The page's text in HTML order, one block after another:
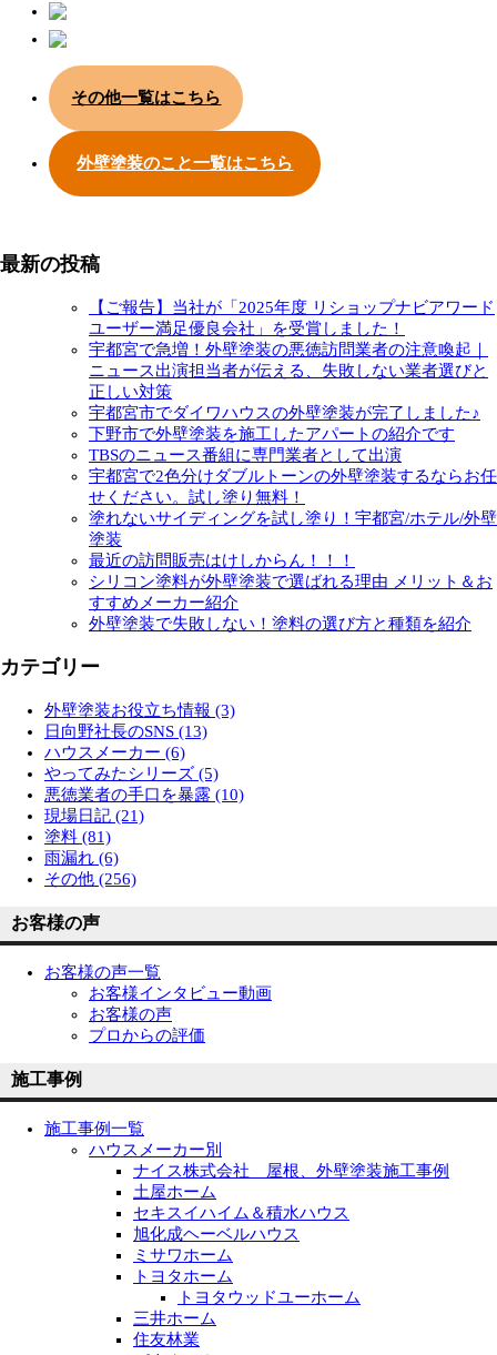
その他一覧はこちら
外壁塗装のこと一覧はこちら
最新の投稿
【ご報告】当社が「2025年度 リショップナビアワード
ユーザー満足優良会社」を受賞しました！
宇都宮で急増！外壁塗装の悪徳訪問業者の注意喚起｜
ニュース出演担当者が伝える、失敗しない業者選びと
正しい対策
宇都宮市でダイワハウスの外壁塗装が完了しました♪
下野市で外壁塗装を施工したアパートの紹介です
TBSのニュース番組に専門業者として出演
宇都宮で2色分けダブルトーンの外壁塗装するならお任
せください。試し塗り無料！
塗れないサイディングを試し塗り！宇都宮/ホテル/外壁
塗装
最近の訪問販売はけしからん！！！
シリコン塗料が外壁塗装で選ばれる理由 メリット＆お
すすめメーカー紹介
外壁塗装で失敗しない！塗料の選び方と種類を紹介
カテゴリー
外壁塗装お役立ち情報 (3)
日向野社長のSNS (13)
ハウスメーカー (6)
やってみたシリーズ (5)
悪徳業者の手口を暴露 (10)
現場日記 (21)
塗料 (81)
雨漏れ (6)
その他 (256)
お客様の声
お客様の声一覧
お客様インタビュー動画
お客様の声
プロからの評価
施工事例
施工事例一覧
ハウスメーカー別
ナイス株式会社 屋根、外壁塗装施工事例
土屋ホーム
セキスイハイム＆積水ハウス
旭化成ヘーベルハウス
ミサワホーム
トヨタホーム
トヨタウッドユーホーム
三井ホーム
住友林業